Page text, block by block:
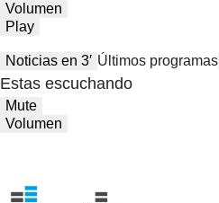
Volumen
Play
Noticias en 3′ Últimos programas
Estas escuchando
Mute
Volumen